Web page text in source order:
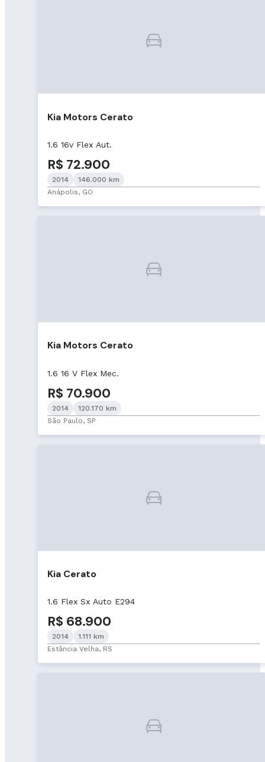
Kia Motors Cerato
1.6 16v Flex Aut.
R$ 72.900
2014
146.000 km
Anápolis, GO
Kia Motors Cerato
1.6 16 V Flex Mec.
R$ 70.900
2014
120.170 km
São Paulo, SP
Kia Cerato
1.6 Flex Sx Auto E294
R$ 68.900
2014
1.111 km
Estância Velha, RS